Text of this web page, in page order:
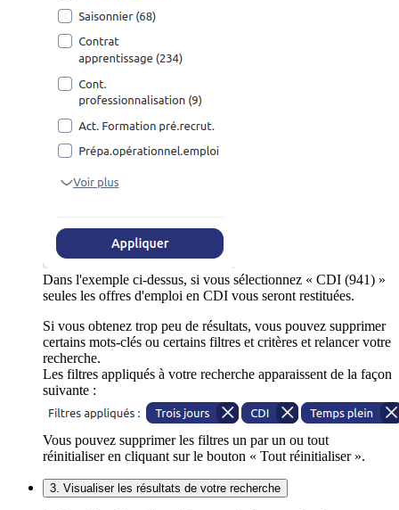
Dans l'exemple ci-dessus, si vous sélectionnez « CDI (941) »
seules les offres d'emploi en CDI vous seront restituées.
Si vous obtenez trop peu de résultats, vous pouvez supprimer
certains mots-clés ou certains filtres et critères et relancer votre
recherche.
Les filtres appliqués à votre recherche apparaissent de la façon
suivante :
Vous pouvez supprimer les filtres un par un ou tout
réinitialiser en cliquant sur le bouton « Tout réinitialiser ».
3. Visualiser les résultats de votre recherche